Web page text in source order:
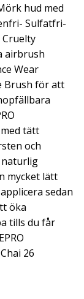
hud med
Sulfatfri-
airbrush
Wear
Brush för att
tätt
och
naturlig
mycket lätt
sedan
öka
tills du får
26